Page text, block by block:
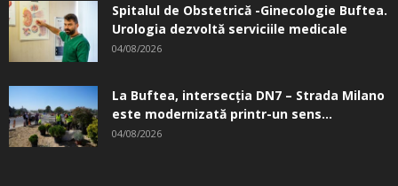
Spitalul de Obstetrică -Ginecologie Buftea.
Urologia dezvoltă serviciile medicale
04/08/2026
La Buftea, intersecţia DN7 – Strada Milano
este modernizată printr-un sens...
04/08/2026